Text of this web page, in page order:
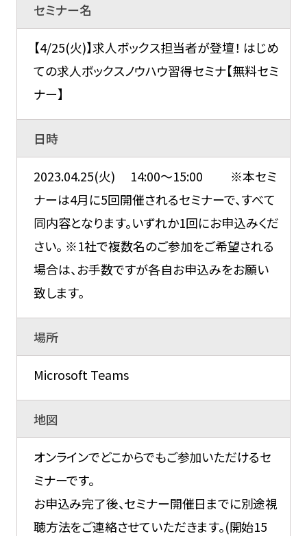
セミナー名
【4/25(火)】求人ボックス担当者が登壇！ はじめ
ての求人ボックスノウハウ習得セミナ【無料セミ
ナー】
日時
2023.04.25(火) 14:00～15:00 ※本セミ
ナーは4月に5回開催されるセミナーで、すべて
同内容となります。いずれか1回にお申込みくだ
さい。 ※1社で複数名のご参加をご希望される
場合は、お手数ですが各自お申込みをお願い
致します。
場所
Microsoft Teams
地図
オンラインでどこからでもご参加いただけるセ
ミナーです。
お申込み完了後、セミナー開催日までに別途視
聴方法をご連絡させていただきます。(開始15